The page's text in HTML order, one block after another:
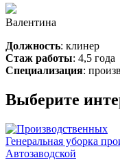
Валентина
Должность: клинер
Стаж работы: 4,5 года
Специализация:
Выберите
Генеральная уборка
Автозаводской